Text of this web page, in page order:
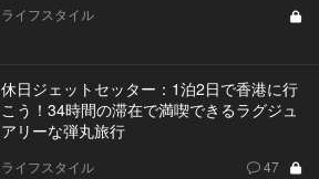
ライフスタイル
休日ジェットセッター：1泊2日で香港に行
こう！34時間の滞在で満喫できるラグジュ
アリーな弾丸旅行
ライフスタイル 47